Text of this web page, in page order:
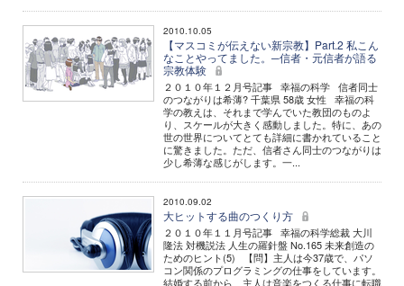
2010.10.05
【マスコミが伝えない新宗教】Part.2 私こん
なことやってました。─信者・元信者が語る
宗教体験
２０１０年１２月号記事 幸福の科学 信者同士
のつながりは希薄? 千葉県 58歳 女性 幸福の科
学の教えは、それまで学んでいた教団のものよ
り、スケールが大きく感動しました。特に、あの
世の世界についてとても詳細に書かれていること
に驚きました。ただ、信者さん同士のつながりは
少し希薄な感じがします。一...
2010.09.02
大ヒットする曲のつくり方
２０１０年１１月号記事 幸福の科学総裁 大川
隆法 対機説法 人生の羅針盤 No.165 未来創造の
ためのヒント(5) 【問】主人は今37歳で、パソ
コン関係のプログラミングの仕事をしています。
結婚する前から、主人は音楽をつくる仕事に転職